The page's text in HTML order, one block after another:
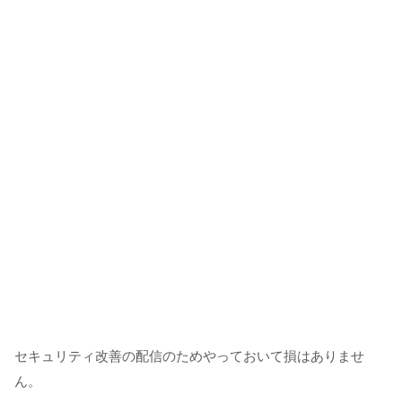
セキュリティ改善の配信のためやっておいて損はありませ
ん。